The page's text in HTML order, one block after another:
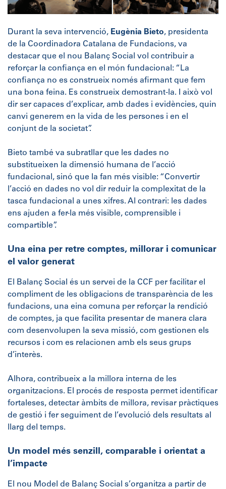
Durant la seva intervenció, Eugènia Bieto, presidenta
de la Coordinadora Catalana de Fundacions, va
destacar que el nou Balanç Social vol contribuir a
reforçar la confiança en el món fundacional: “La
confiança no es construeix només afirmant que fem
una bona feina. Es construeix demostrant-la. I això vol
dir ser capaces d’explicar, amb dades i evidències, quin
canvi generem en la vida de les persones i en el
conjunt de la societat”.
Bieto també va subratllar que les dades no
substitueixen la dimensió humana de l’acció
fundacional, sinó que la fan més visible: “Convertir
l’acció en dades no vol dir reduir la complexitat de la
tasca fundacional a unes xifres. Al contrari: les dades
ens ajuden a fer-la més visible, comprensible i
compartible”.
Una eina per retre comptes, millorar i comunicar
el valor generat
El Balanç Social és un servei de la CCF per facilitar el
compliment de les obligacions de transparència de les
fundacions, una eina comuna per reforçar la rendició
de comptes, ja que facilita presentar de manera clara
com desenvolupen la seva missió, com gestionen els
recursos i com es relacionen amb els seus grups
d’interès.
Alhora, contribueix a la millora interna de les
organitzacions. El procés de resposta permet identificar
fortaleses, detectar àmbits de millora, revisar pràctiques
de gestió i fer seguiment de l’evolució dels resultats al
llarg del temps.
Un model més senzill, comparable i orientat a
l’impacte
El nou Model de Balanç Social s’organitza a partir de